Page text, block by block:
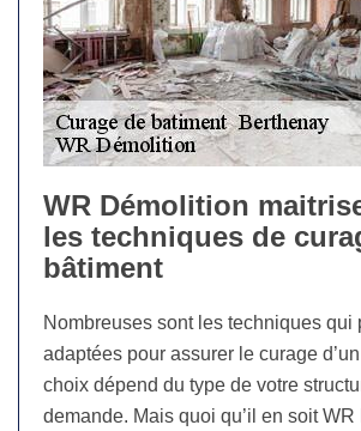
WR Démolition
les techniques de
bâtiment
Nombreuses sont les techniques qui
adaptées pour assurer le curage
choix dépend du type de votre
demande. Mais quoi qu’il en soit